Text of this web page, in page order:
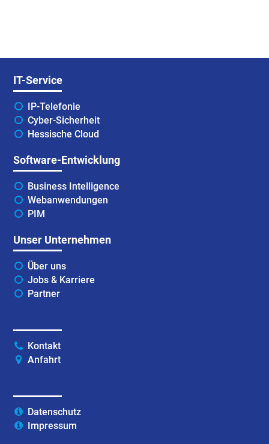
IT-Service
IP-Telefonie
Cyber-Sicherheit
Hessische Cloud
Software-Entwicklung
Business Intelligence
Webanwendungen
PIM
Unser Unternehmen
Über uns
Jobs & Karriere
Partner
Kontakt
Anfahrt
Datenschutz
Impressum